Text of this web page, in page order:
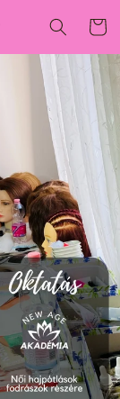
Kosár